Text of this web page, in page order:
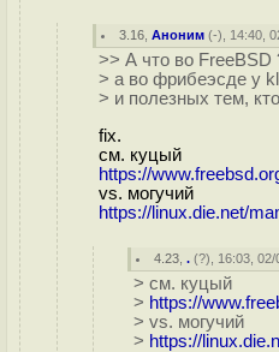
3.16 ,Аноним (-), 14:40,
>> А что во FreeBSD
> а во фрибеэсде у
> и полезных тем,
fix.
см. куцый
https://
vs. могучий
https://linux.die.net/
4.23 ,. (?), 16:03, 02/
> см. куцый
> https://
> vs. могучий
> https://